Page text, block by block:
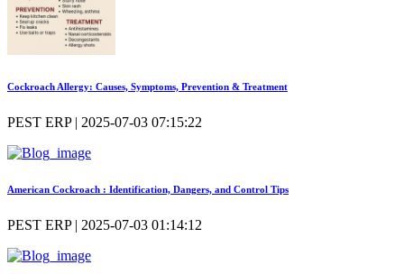
Cockroach Allergy: Causes, Symptoms, Prevention & Treatment
PEST ERP | 2025-07-03 07:15:22
American Cockroach : Identification, Dangers, and Control Tips
PEST ERP | 2025-07-03 01:14:12